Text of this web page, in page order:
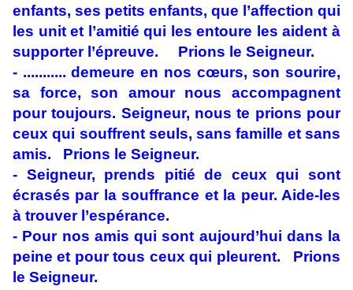
enfants, ses petits enfants, que l’affection qui
les unit et l’amitié qui les entoure les aident à
supporter l’épreuve. Prions le Seigneur.
- ........... demeure en nos cœurs, son sourire,
sa force, son amour nous accompagnent
pour toujours. Seigneur, nous te prions pour
ceux qui souffrent seuls, sans famille et sans
amis. Prions le Seigneur.
- Seigneur, prends pitié de ceux qui sont
écrasés par la souffrance et la peur. Aide-les
à trouver l’espérance.
- Pour nos amis qui sont aujourd’hui dans la
peine et pour tous ceux qui pleurent. Prions
le Seigneur.